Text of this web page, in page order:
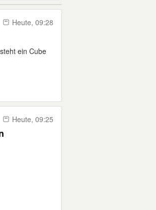
Heute, 09:28
ein Cube
Heute, 09:25